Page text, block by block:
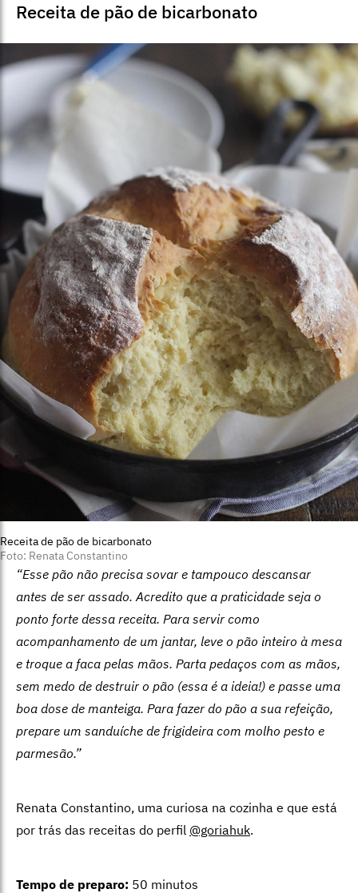
Receita de pão de bicarbonato
Receita de pão de bicarbonato
Foto: Renata Constantino
“Esse pão não precisa sovar e tampouco descansar
antes de ser assado. Acredito que a praticidade seja o
ponto forte dessa receita. Para servir como
acompanhamento de um jantar, leve o pão inteiro à mesa
e troque a faca pelas mãos. Parta pedaços com as mãos,
sem medo de destruir o pão (essa é a ideia!) e passe uma
boa dose de manteiga. Para fazer do pão a sua refeição,
prepare um sanduíche de frigideira com molho pesto e
parmesão.”
Renata Constantino, uma curiosa na cozinha e que está
por trás das receitas do perfil @goriahuk.
Tempo de preparo: 50 minutos